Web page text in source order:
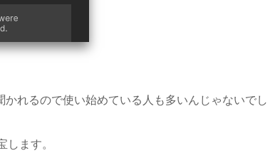
れるので使い始めている人も多いんじゃないでし
します。